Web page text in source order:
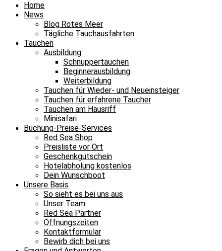
Home
News
Blog Rotes Meer
Tägliche Tauchausfahrten
Tauchen
Ausbildung
Schnuppertauchen
Beginnerausbildung
Weiterbildung
Tauchen für Wieder- und Neueinsteiger
Tauchen für erfahrene Taucher
Tauchen am Hausriff
Minisafari
Buchung-Preise-Services
Red Sea Shop
Preisliste vor Ort
Geschenkgutschein
Hotelabholung kostenlos
Dein Wunschboot
Unsere Basis
So sieht es bei uns aus
Unser Team
Red Sea Partner
Öffnungszeiten
Kontaktformular
Bewirb dich bei uns